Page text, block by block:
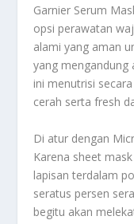
Garnier Serum
opsi perawatan
alami yang aman
yang
ini menutrisi
cerah serta fresh
Di atur dengan
Karena sheet
lapisan terdalam
seratus persen
begitu akan